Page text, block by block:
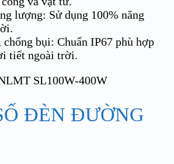
lượng: Sử dụng 100% năng
chống bụi: Chuẩn IP67 phù hợp
tiết ngoài trời.
ĐÈN ĐƯỜNG